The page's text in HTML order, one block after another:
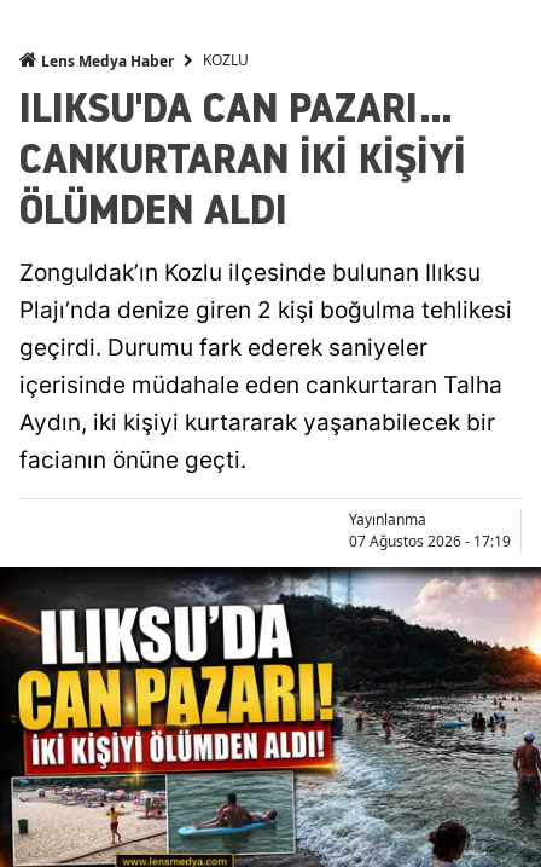
Lens Medya Haber KOZLU
ILIKSU'DA CAN PAZARI...
CANKURTARAN İKİ KİŞİYİ
ÖLÜMDEN ALDI
Zonguldak’ın Kozlu ilçesinde bulunan Ilıksu
Plajı’nda denize giren 2 kişi boğulma tehlikesi
geçirdi. Durumu fark ederek saniyeler
içerisinde müdahale eden cankurtaran Talha
Aydın, iki kişiyi kurtararak yaşanabilecek bir
facianın önüne geçti.
Yayınlanma
07 Ağustos 2026 - 17:19